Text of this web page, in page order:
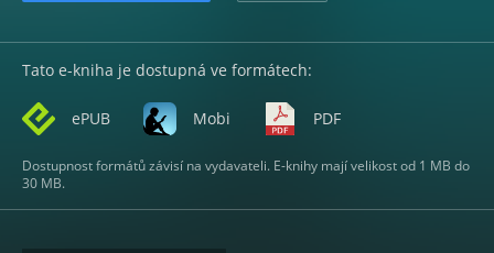
Tato e-kniha je dostupná ve formátech:
ePUB Mobi PDF
Dostupnost formátů závisí na vydavateli. E-knihy mají velikost od 1 MB do
30 MB.